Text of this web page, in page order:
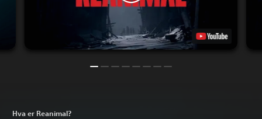
Hva er Reanimal?